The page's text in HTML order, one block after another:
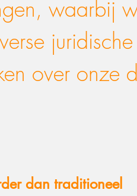
waarbij
over onze
dan traditioneel